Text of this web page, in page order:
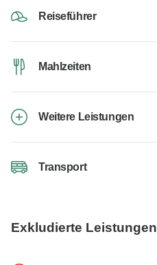
Reiseführer
Mahlzeiten
Weitere Leistungen
Transport
Exkludierte Leistungen